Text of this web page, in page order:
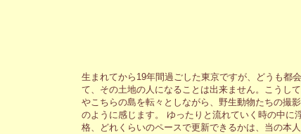
生まれてから19年間過ごした東京ですが、どうも都
て、その土地の人になることは出来ません。こうし
やこちらの島を転々としながら、野生動物たちの撮
のように感じます。 ゆったりと流れていく時の中
格、どれくらいのペースで更新できるかは、当の本